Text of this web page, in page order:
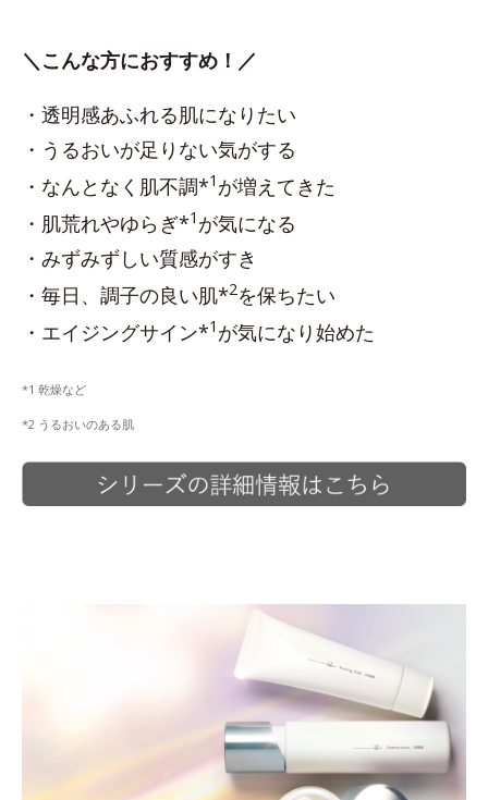
＼こんな方におすすめ！／
・透明感あふれる肌になりたい
・うるおいが足りない気がする
・なんとなく肌不調*1 が増えてきた
・肌荒れやゆらぎ*1 が気になる
・みずみずしい質感がすき
・毎日、調子の良い肌*2を保ちたい
・エイジングサイン*1 が気になり始めた
*1 乾燥など
*2 うるおいのある肌